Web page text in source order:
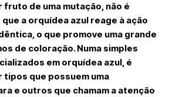
fruto de uma mutação, não é
a orquídea azul reage à ação
o que promove uma grande
de coloração. Numa simples
em orquídea azul, é
que possuem uma
e outros que chamam a atenção